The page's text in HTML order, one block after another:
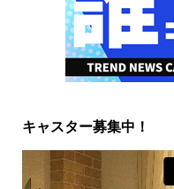
キャスター募集中！